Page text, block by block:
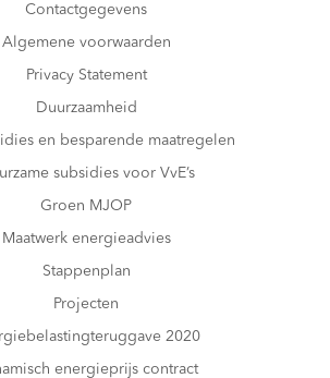
Contactgegevens
Algemene voorwaarden
Privacy Statement
Duurzaamheid
en besparende maatregelen
subsidies voor VvE’s
Groen MJOP
Maatwerk energieadvies
Stappenplan
Projecten
2020
energieprijs contract